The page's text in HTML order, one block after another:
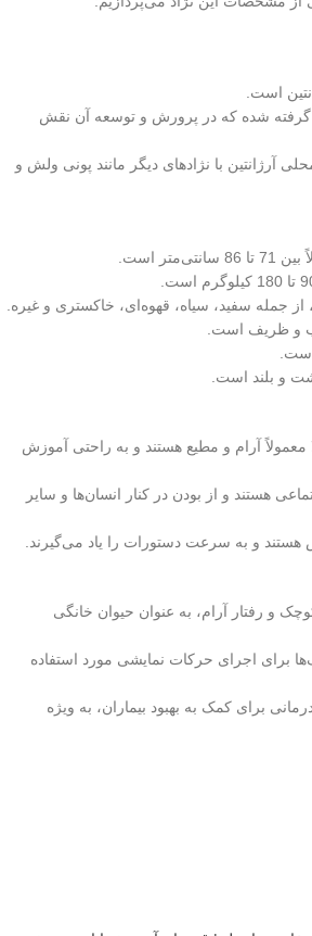
است.
گرفته شده که در پرورش و توسعه آن نقش
آرژانتین با نژادهای دیگر مانند پونی ولش و
است.
از جمله سفید، سیاه، قهوه‌ای، خاکستری و غیره.
و ظریف است.
و بلند است.
معمولاً آرام و مطیع هستند و به راحتی آموزش
هستند و از بودن در کنار انسان‌ها و سایر
هستند و به سرعت دستورات را یاد می‌گیرند.
و رفتار آرام، به عنوان حیوان خانگی
برای اجرای حرکات نمایشی مورد استفاده
برای کمک به بهبود بیماران، به ویژه